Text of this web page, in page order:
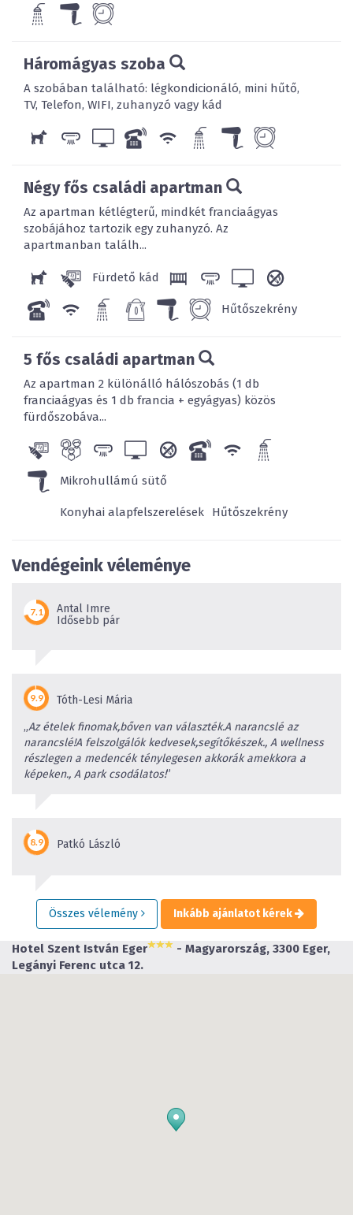
Háromágyas szoba
A szobában található: légkondicionáló, mini hűtő,
TV, Telefon, WIFI, zuhanyzó vagy kád
Négy fős családi apartman
Az apartman kétlégterű, mindkét franciaágyas
szobájához tartozik egy zuhanyzó. Az
apartmanban találh...
Fürdető kád
Hűtőszekrény
5 fős családi apartman
Az apartman 2 különálló hálószobás (1 db
franciaágyas és 1 db francia + egyágyas) közös
fürdőszobáva...
Mikrohullámú sütő
Konyhai alapfelszerelések Hűtőszekrény
Vendégeink véleménye
Antal Imre
Idősebb pár
Tóth-Lesi Mária
„Az ételek finomak,bőven van választék.A narancslé az
narancslé!A felszolgálók kedvesek,segítőkészek., A wellness
részlegen a medencék ténylegesen akkorák amekkora a
képeken., A park csodálatos!”
Patkó László
Összes vélemény Inkább ajánlatot kérek
Hotel Szent István Eger
- Magyarország, 3300 Eger,
Legányi Ferenc utca 12.